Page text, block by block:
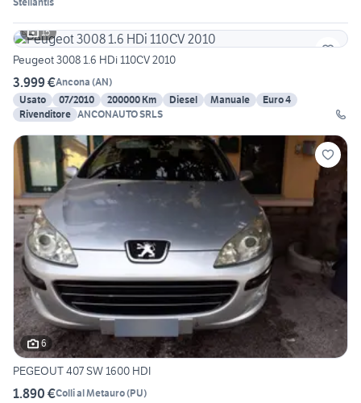
15
Peugeot 3008 1.6 HDi 110CV 2010
3.999 €Ancona (AN)
Usato
07/2010 200000 Km Diesel Manuale
Euro 4
Rivenditore ANCONAUTO SRLS
6
PEGEOUT 407 SW 1600 HDI
1.890 €Colli al Metauro(PU)